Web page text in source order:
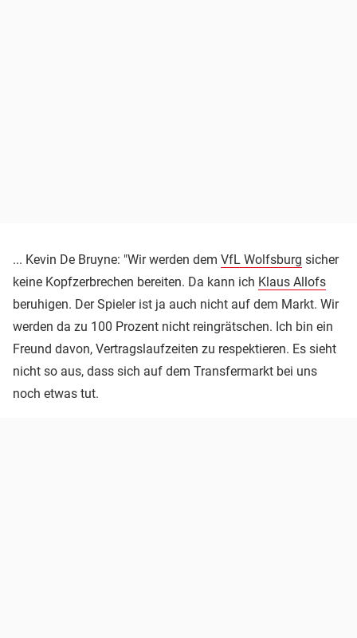
... Kevin De Bruyne: "Wir werden dem VfL Wolfsburg sicher
keine Kopfzerbrechen bereiten. Da kann ich Klaus Allofs
beruhigen. Der Spieler ist ja auch nicht auf dem Markt. Wir
werden da zu 100 Prozent nicht reingrätschen. Ich bin ein
Freund davon, Vertragslaufzeiten zu respektieren. Es sieht
nicht so aus, dass sich auf dem Transfermarkt bei uns
noch etwas tut.